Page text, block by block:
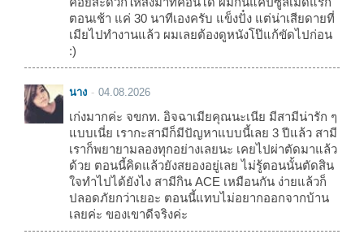
ตอนเช้า แค่ 30 นาทีเองครับ แข็งปั๋ง แต่น่าเสียดายที่
เมียไปทำงานแล้ว ผมเลยต้องดูหนังโป๊แก้ขัดไปก่อน
:)
นาง 04.08.2026
เก่งมากค่ะ จขกท. อิจฉาเมียคุณนะเนีย มีสามีน่ารัก ๆ
แบบเนี่ย เรากะสามีก็มีปัญหาแบบนี้เลย 3 ปีแล้ว สามี
เราก็พยายามลองทุกอย่างเลยนะ เคยไปผ่าตัดมาแล้ว
ด้วย ตอนนี้คิดแล้วยังสยองอยู่เลย ไม่รู้ตอนนั้นตัดสิน
ใจทำไปได้ยังไง สามีกิน ACE เหมือนกัน ง่ายแล้วก็
ปลอดภัยกว่าเยอะ ตอนนี้แทบไม่อยากออกจากบ้าน
เลยค่ะ ของเขาดีจริงค่ะ